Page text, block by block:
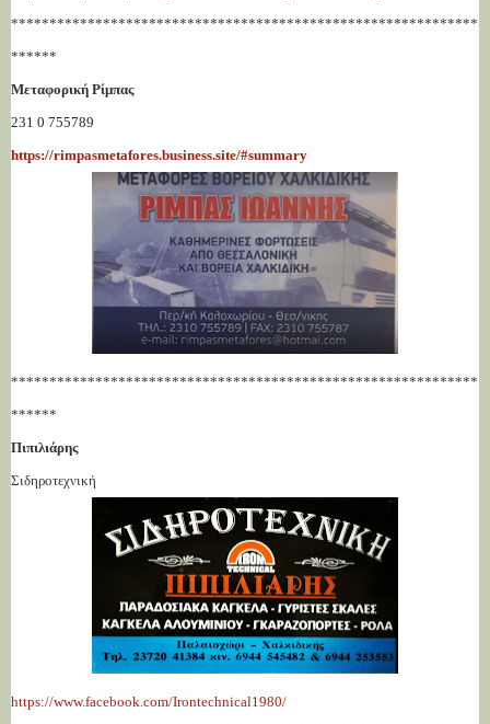
*************************************************************
******
Μεταφορική Ρίμπας
231 0 755789
https://rimpasmetafores.business.site/#summary
*************************************************************
******
Πιπιλιάρης
Σιδηροτεχνική
https://www.facebook.com/Irontechnical1980/